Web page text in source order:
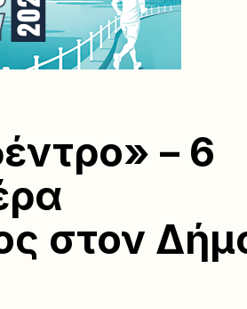
– 6
στον